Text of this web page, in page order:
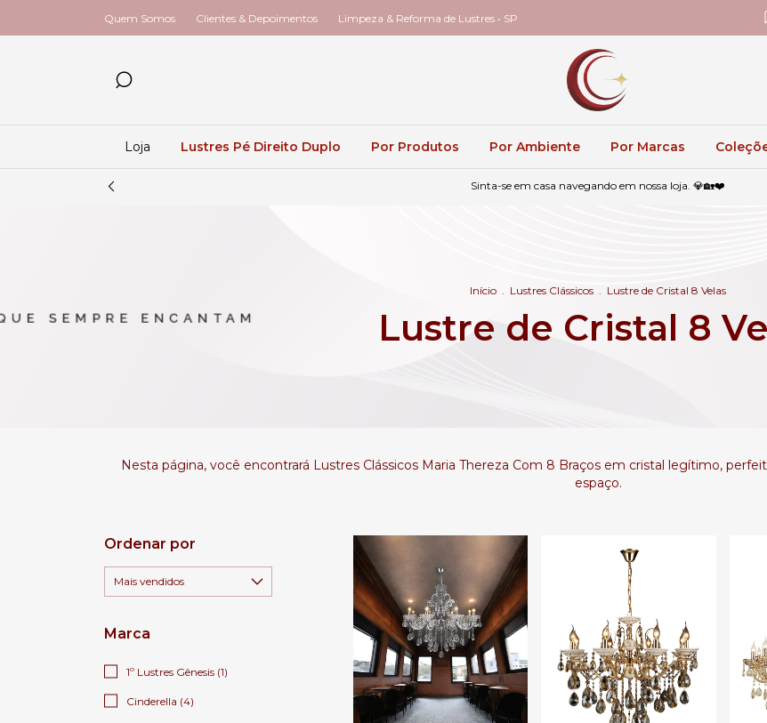
Quem Somos Clientes & Depoimentos Limpeza & Reforma de Lustres • SP
Loja Lustres Pé Direito Duplo Por Produtos Por Ambiente Por Marcas
Sinta-se em casa navegando em nossa loja. 💎🏡❤️
Início . Lustres Clássicos . Lustre de Cristal 8 Velas
Lustre de Cristal 8
Nesta página, você encontrará Lustres Clássicos Maria Thereza Com 8 Braços em cristal legítimo,
espaço.
Ordenar por
Marca
1º Lustres Gênesis (1)
Cinderella (4)